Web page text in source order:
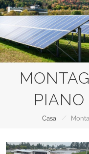
PIANO
Casa /